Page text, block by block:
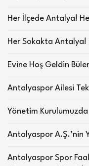
Her İlçede Antalya!
Her Sokakta Antalya!
Evine Hoş Geldin
Antalyaspor Ailesi
Yönetim Kurulumuzda
Antalyaspor A.Ş.’nin
Antalyaspor Spor